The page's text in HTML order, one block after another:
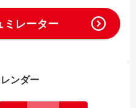
ミレーター
ンダー